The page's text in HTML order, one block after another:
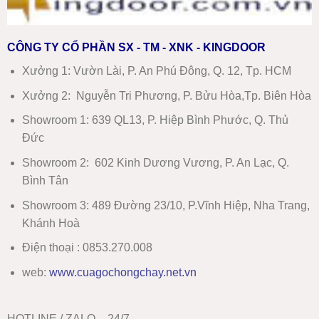
CÔNG TY CỔ PHẦN SX - TM - XNK - KINGDOOR
Xưởng 1: Vườn Lài, P. An Phú Đông, Q. 12, Tp. HCM
Xưởng 2: Nguyễn Tri Phương, P. Bửu Hòa,Tp. Biên Hòa
Showroom 1: 639 QL13, P. Hiệp Bình Phước, Q. Thủ
Đức
Showroom 2: 602 Kinh Dương Vương, P. An Lạc, Q.
Bình Tân
Showroom 3: 489 Đường 23/10, P.Vĩnh Hiệp, Nha Trang,
Khánh Hoà
Điện thoại : 0853.270.008
web: www.cuagochongchay.net.vn